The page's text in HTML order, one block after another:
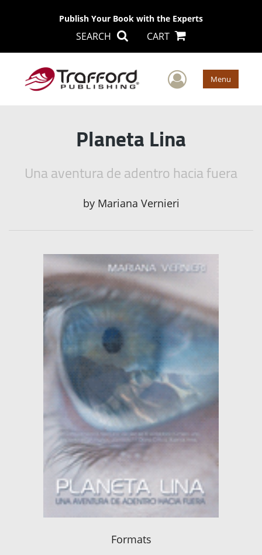
Publish Your Book with the Experts
SEARCH CART
User Menu
Planeta Lina
Una aventura de adentro hacia fuera
by Mariana Vernieri
Formats